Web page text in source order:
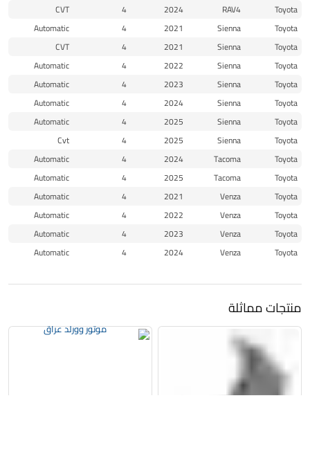
Toyota
RAV4
2024
4
CVT
Toyota
Sienna
2021
4
Automatic
Toyota
Sienna
2021
4
CVT
Toyota
Sienna
2022
4
Automatic
Toyota
Sienna
2023
4
Automatic
Toyota
Sienna
2024
4
Automatic
Toyota
Sienna
2025
4
Automatic
Toyota
Sienna
2025
4
Cvt
Toyota
Tacoma
2024
4
Automatic
Toyota
Tacoma
2025
4
Automatic
Toyota
Venza
2021
4
Automatic
Toyota
Venza
2022
4
Automatic
Toyota
Venza
2023
4
Automatic
Toyota
Venza
2024
4
Automatic
منتجات مماثلة